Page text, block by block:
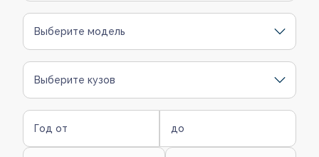
Выберите модель
Выберите кузов
Год от до